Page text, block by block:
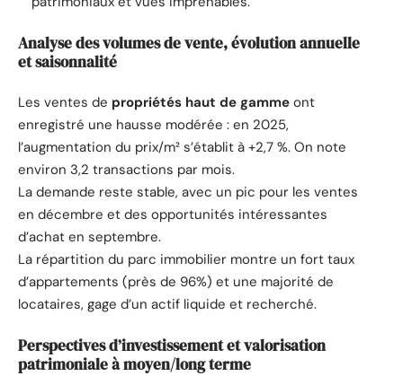
Analyse des volumes de vente, évolution annuelle
et saisonnalité
Les ventes de propriétés haut de gamme ont
enregistré une hausse modérée : en 2025,
l’augmentation du prix/m² s’établit à +2,7 %. On note
environ 3,2 transactions par mois.
La demande reste stable, avec un pic pour les ventes
en décembre et des opportunités intéressantes
d’achat en septembre.
La répartition du parc immobilier montre un fort taux
d’appartements (près de 96%) et une majorité de
locataires, gage d’un actif liquide et recherché.
Perspectives d’investissement et valorisation
patrimoniale à moyen/long terme